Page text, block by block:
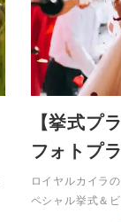
【挙式プ
フォトプ
ロイヤルカイラ
ペシャル挙式＆